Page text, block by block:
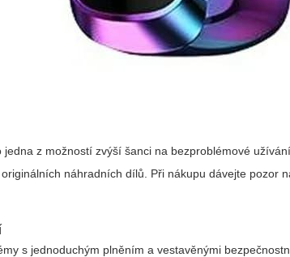
jedna z možností zvýší šanci na bezproblémové
náhradních dílů. Při nákupu dávejte pozor
s jednoduchým plněním a vestavěnými